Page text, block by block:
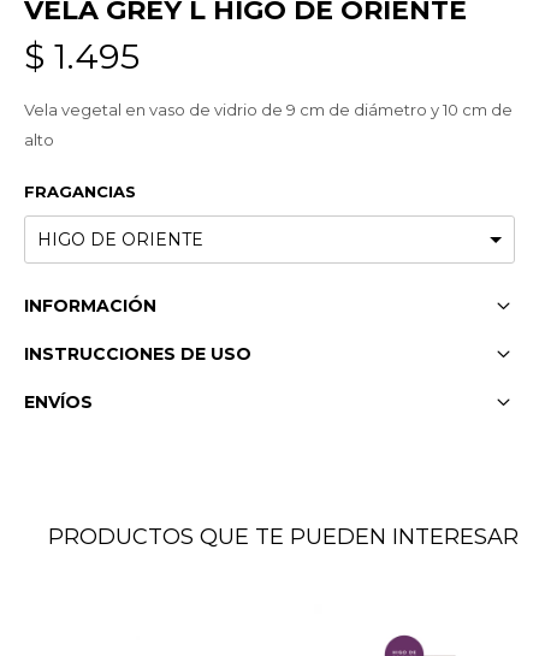
VELA GREY L HIGO DE ORIENTE
$ 1.495
Vela vegetal en vaso de vidrio de 9 cm de diámetro y 10 cm de
alto
FRAGANCIAS
INFORMACIÓN
INSTRUCCIONES DE USO
ENVÍOS
PRODUCTOS QUE TE PUEDEN INTERESAR